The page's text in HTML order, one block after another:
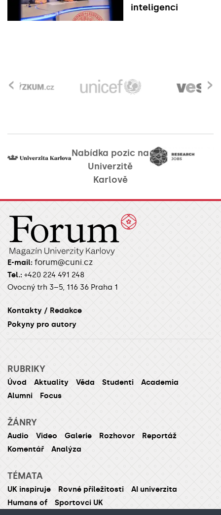
inteligenci
›
‹
Nabídka pozic na
Univerzitě
Karlově
E-mail: forum@cuni.cz
Tel.: +420 224 491 248
Ovocný trh 3–5, 116 36 Praha 1
Kontakty / Redakce
Pokyny pro autory
RUBRIKY
Úvod Aktuality Věda Studenti
Academia
Alumni
Focus
ŽÁNRY
Audio Video Galerie Rozhovor
Reportáž
Komentář
Analýza
TÉMATA
UK inspiruje Rovné příležitosti
AI univerzita
Humans of
Sportovci UK